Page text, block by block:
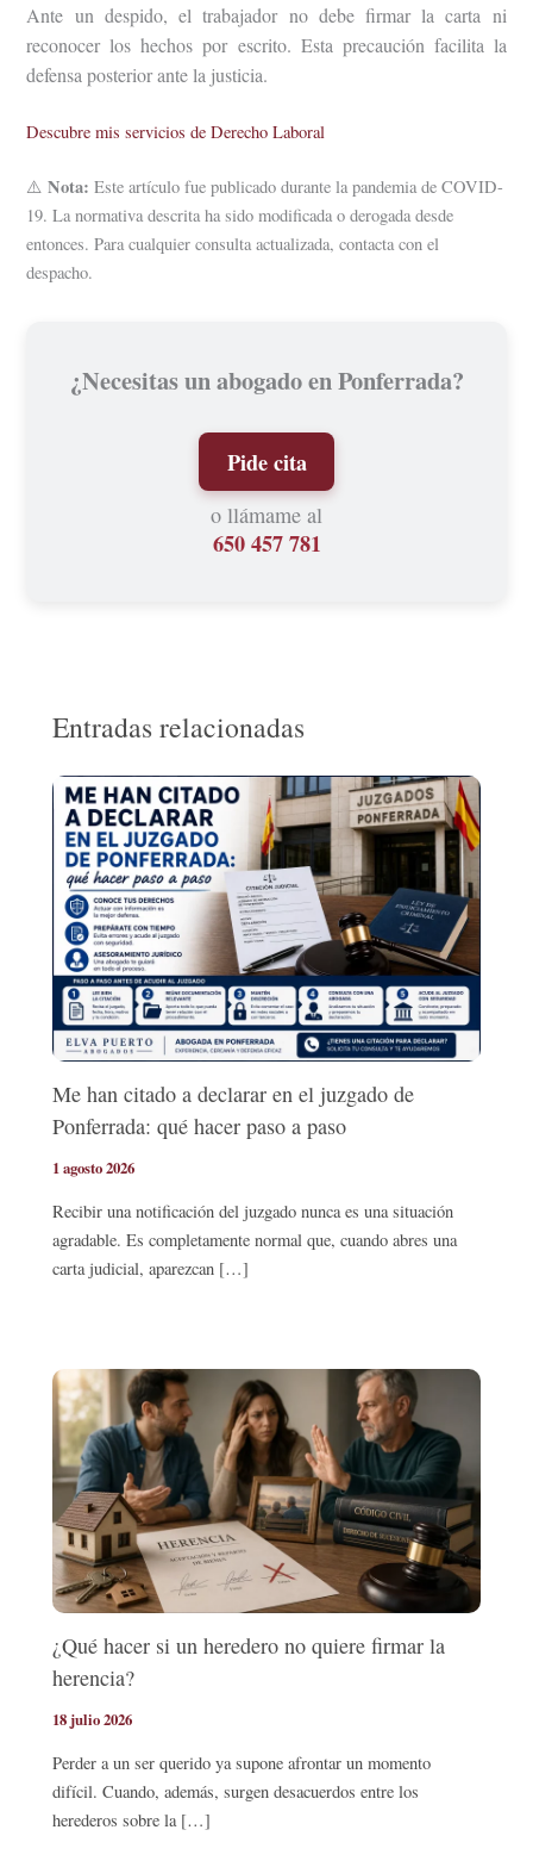
Ante un despido, el trabajador no debe firmar la carta ni
reconocer los hechos por escrito. Esta precaución facilita la
defensa posterior ante la justicia.
Descubre mis servicios de Derecho Laboral
⚠️Nota: Este artículo fue publicado durante la pandemia de COVID-
19. La normativa descrita ha sido modificada o derogada desde
entonces. Para cualquier consulta actualizada, contacta con el
despacho.
¿Necesitas un abogado en Ponferrada?
Pide cita
o llámame al
650 457 781
Entradas relacionadas
Me han citado a declarar en el juzgado de
Ponferrada: qué hacer paso a paso
1 agosto 2026
Recibir una notificación del juzgado nunca es una situación
agradable. Es completamente normal que, cuando abres una
carta judicial, aparezcan […]
¿Qué hacer si un heredero no quiere firmar la
herencia?
18 julio 2026
Perder a un ser querido ya supone afrontar un momento
difícil. Cuando, además, surgen desacuerdos entre los
herederos sobre la […]